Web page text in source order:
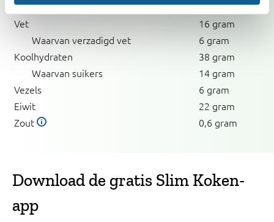
Energie 395kcal
Vet
16 gram
Waarvan verzadigd vet
6 gram
Koolhydraten
38 gram
Waarvan suikers
14 gram
Vezels
6 gram
Eiwit
22 gram
Zout
0,6 gram
Download de gratis Slim Koken-
app